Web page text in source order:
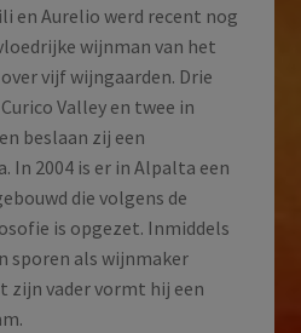
en Aurelio werd recent nog
wijnman van het
vijf wijngaarden. Drie
Valley en twee in
beslaan zij een
In 2004 is er in Alpalta een
die volgens de
is opgezet. Inmiddels
sporen als wijnmaker
zijn vader vormt hij een